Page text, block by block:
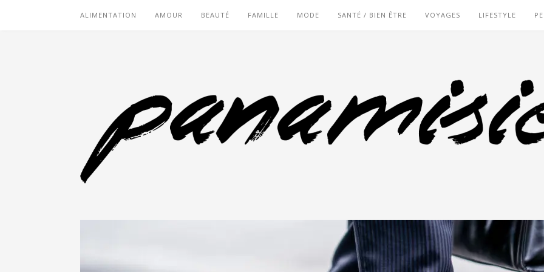
ALIMENTATION AMOUR BEAUTÉ FAMILLE MODE SANTÉ / BIEN ÊTRE VOYAGES LIFESTYLE